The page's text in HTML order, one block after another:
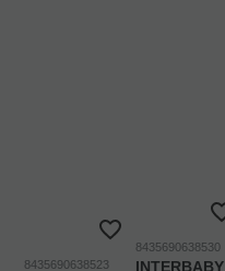
8435690638523
8435690638530
INTERBABY